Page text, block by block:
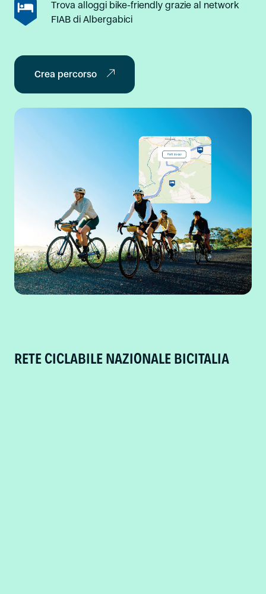
Trova alloggi bike-friendly grazie al network
FIAB di Albergabici
Crea percorso
RETE CICLABILE NAZIONALE BICITALIA